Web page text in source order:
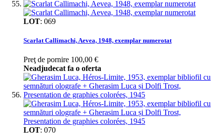
LOT: 069
Scarlat Callimachi, Aevea, 1948, exemplar numerotat
Preţ de pornire 100,00 €
Neadjudecat fa o oferta
LOT: 070